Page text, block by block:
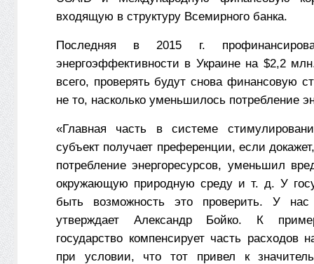
входящую в структуру Всемирного банка.
Последняя в 2015 г.
энергоэффективности в Украине на $2,2
всего, проверять будут снова финансовую
не то, насколько уменьшилось потребление
«Главная часть в системе
субъект получает преференции, если
потребление энергоресурсов, уменьшил
окружающую природную среду и т. д. У
быть возможность это проверить. У
утверждает Александр Бойко. К
государство компенсирует часть расходов
при условии, что тот привел к